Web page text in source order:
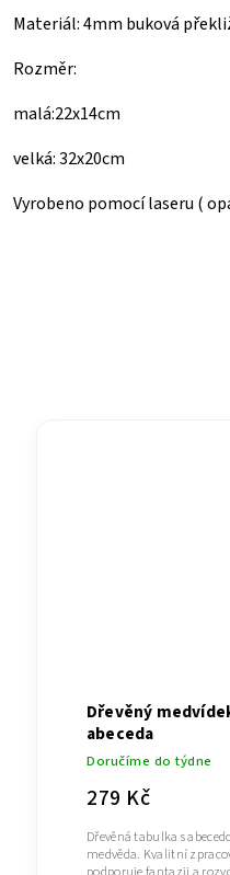
Materiál: 4mm buková
Rozměr:
malá:22x14cm
velká: 32x20cm
Vyrobeno pomocí laseru (
Dřevěný
abeceda
Doručíme do týdne
279 Kč
Dřevěná tabulka s
medvěda. Kvalitní